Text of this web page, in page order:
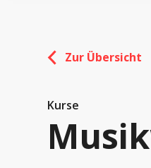
Zur Übersicht
Kurse